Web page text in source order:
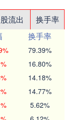
流出
换手率
换手率
79.39%
16.80%
14.18%
14.77%
5.62%